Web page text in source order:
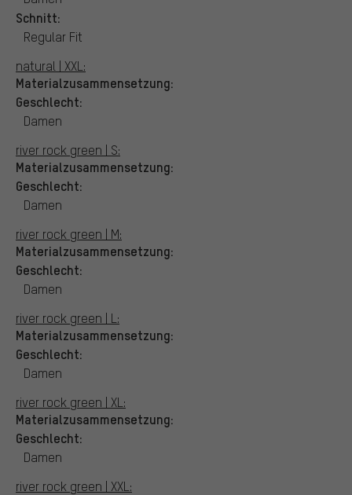
Schnitt:
Regular Fit
natural | XXL:
Materialzusammensetzung:
Geschlecht:
Damen
river rock green | S:
Materialzusammensetzung:
Geschlecht:
Damen
river rock green | M:
Materialzusammensetzung:
Geschlecht:
Damen
river rock green | L:
Materialzusammensetzung:
Geschlecht:
Damen
river rock green | XL:
Materialzusammensetzung:
Geschlecht:
Damen
river rock green | XXL: